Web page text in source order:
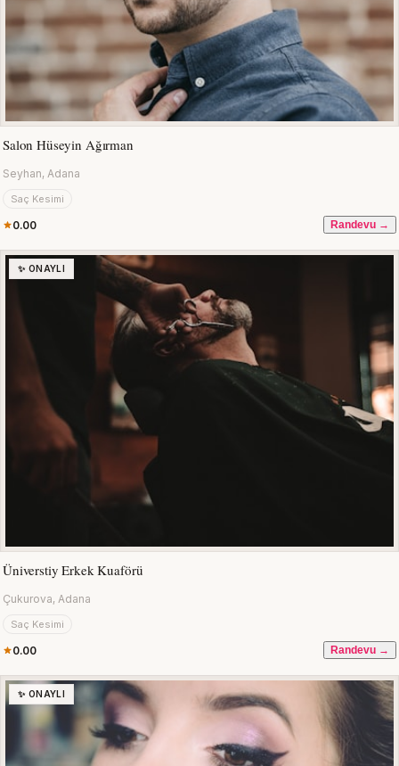
Salon Hüseyin Ağırman
Seyhan, Adana
Saç Kesimi
0.00 Randevu →
✨ ONAYLI
Üniverstiy Erkek Kuaförü
Çukurova, Adana
Saç Kesimi
0.00 Randevu →
✨ ONAYLI